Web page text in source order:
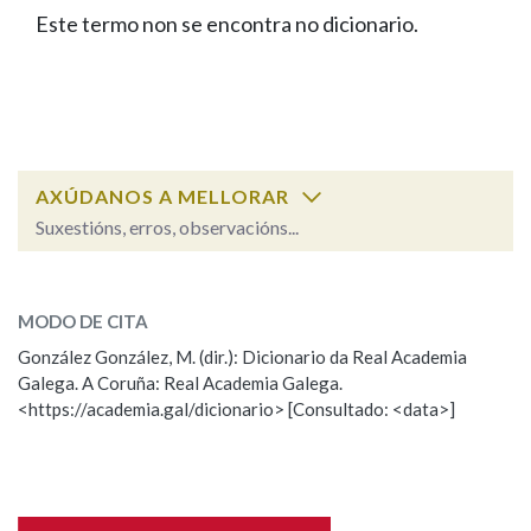
FIGURAS HOMENAXEADAS
PORTAL DAS PALABRAS
Facebook
TwitterYoutubeInstagram
Bluesky
BUSCAR NOS LEMAS
Remata por
BUSCAR NO CONTIDO
Nas definicións
Este termo non se encontra no dicionario.
AXÚDANOS A MELLORAR
Suxestións, erros, observacións...
Observación
Nome
MODO DE CITA
González González, M. (dir.): Dicionario da Real Academia
Galega. A Coruña: Real Academia Galega.
<https://academia.gal/dicionario> [Consultado: <data>]